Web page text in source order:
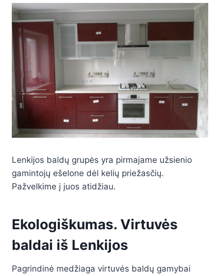
Lenkijos baldų grupės yra pirmajame užsienio
gamintojų ešelone dėl kelių priežasčių.
Pažvelkime į juos atidžiau.
Ekologiškumas. Virtuvės
baldai iš Lenkijos
Pagrindinė medžiaga virtuvės baldų gamybai